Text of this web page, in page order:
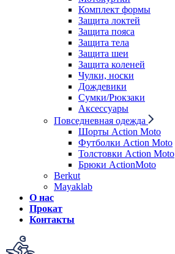
Комплект формы
Защита локтей
Защита пояса
Защита тела
Защита шеи
Защита коленей
Чулки, носки
Дождевики
Сумки/Рюкзаки
Аксессуары
Повседневная одежда
Шорты Action Moto
Футболки Action Moto
Толстовки Action Moto
Брюки ActionMoto
Berkut
Mayaklab
О нас
Прокат
Контакты